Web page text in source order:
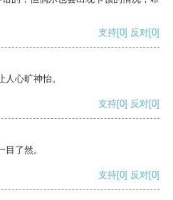
支持[0] 反对[0]
心旷神怡。
支持[0] 反对[0]
了然。
支持[0] 反对[0]